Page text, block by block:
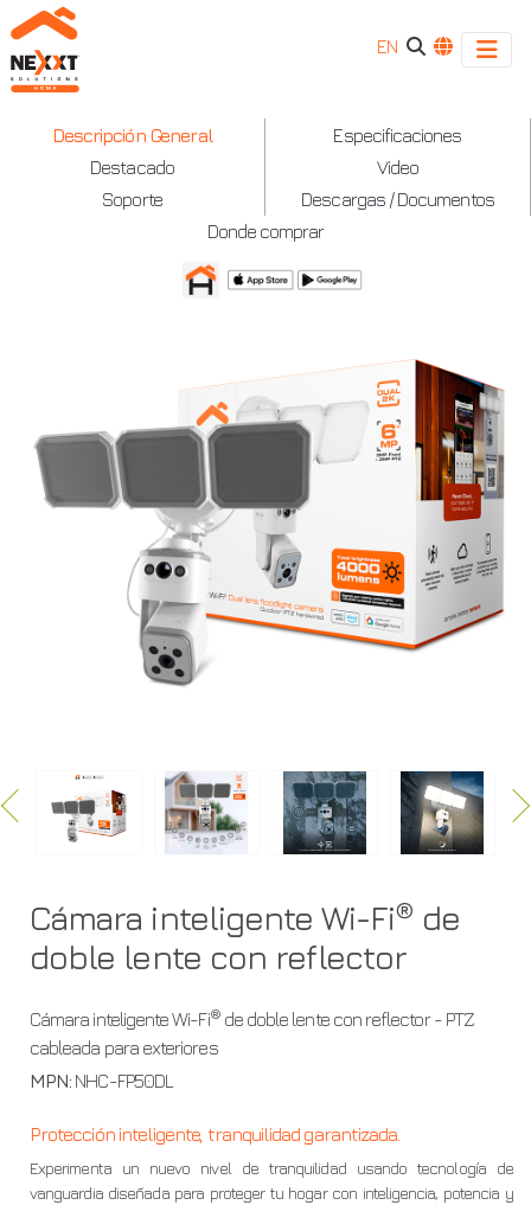
EN
Cámara
inteligente
lente
con
reflector
para
exteriores
NHC-
FP50DL
Descripción General
Especificaciones
Destacado
Video
Soporte
Descargas / Documentos
Donde comprar
Cámara inteligente Wi-Fi® de
doble lente con reflector
Cámara inteligente Wi-Fi®de doble lente con reflector - PTZ
cableada para exteriores
MPN: NHC-FP50DL
Protección inteligente, tranquilidad garantizada.
Experimenta un nuevo nivel de tranquilidad usando tecnología de
vanguardia diseñada para proteger tu hogar con inteligencia, potencia y